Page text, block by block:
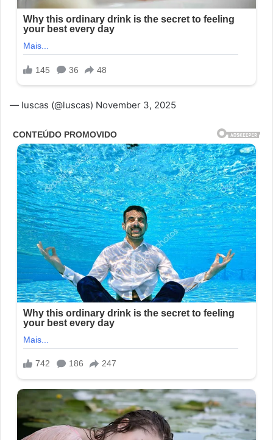
— luscas (@luscas) November 3, 2025